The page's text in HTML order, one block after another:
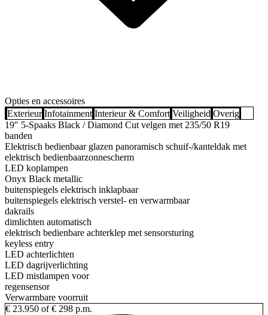
Opties en accessoires
Exterieur Infotainment Interieur & Comfort Veiligheid Overig
19" 5-Spaaks Black / Diamond Cut velgen met 235/50 R19
banden
Elektrisch bedienbaar glazen panoramisch schuif-/kanteldak met
elektrisch bedienbaarzonnescherm
LED koplampen
Onyx Black metallic
buitenspiegels elektrisch inklapbaar
buitenspiegels elektrisch verstel- en verwarmbaar
dakrails
dimlichten automatisch
elektrisch bedienbare achterklep met sensorsturing
keyless entry
LED achterlichten
LED dagrijverlichting
LED mistlampen voor
regensensor
Verwarmbare voorruit
€ 23.950 of € 298 p.m.